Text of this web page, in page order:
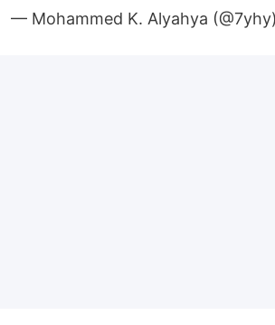
— Mohammed K. Alyahya (@7yhy)